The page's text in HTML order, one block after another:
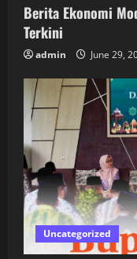
Berita Ekonomi
Terkini
admin June 29,
Uncategorized